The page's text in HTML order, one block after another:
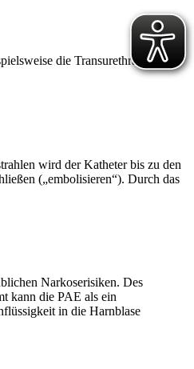
die Transurethrale
wird der Katheter bis zu den
(„embolisieren“). Durch das
Narkoserisiken. Des
kann die PAE als ein
in die Harnblase